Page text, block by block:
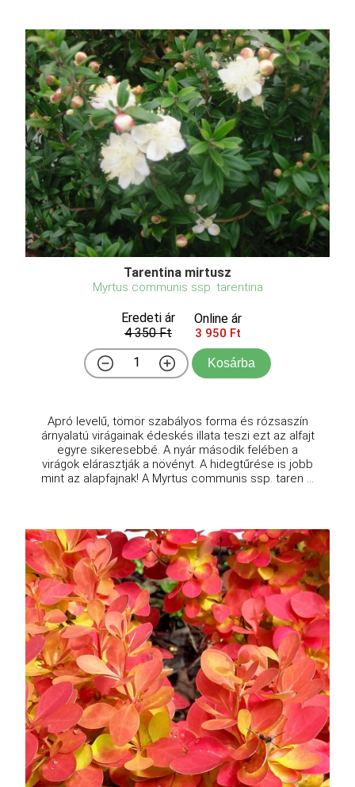
Tarentina mirtusz
Myrtus communis ssp. tarentina
Eredeti ár
4 350 Ft
Online ár
3 950 Ft
Kosárba
Apró levelű, tömör szabályos forma és rózsaszín
árnyalatú virágainak édeskés illata teszi ezt az alfajt
egyre sikeresebbé. A nyár második felében a
virágok elárasztják a növényt. A hidegtűrése is jobb
mint az alapfajnak! A Myrtus communis ssp. taren ...